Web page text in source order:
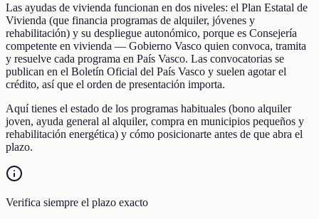
Las ayudas de vivienda funcionan en dos niveles: el Plan Estatal de
Vivienda (que financia programas de alquiler, jóvenes y
rehabilitación) y su despliegue autonómico, porque es Consejería
competente en vivienda — Gobierno Vasco quien convoca, tramita
y resuelve cada programa en País Vasco. Las convocatorias se
publican en el Boletín Oficial del País Vasco y suelen agotar el
crédito, así que el orden de presentación importa.
Aquí tienes el estado de los programas habituales (bono alquiler
joven, ayuda general al alquiler, compra en municipios pequeños y
rehabilitación energética) y cómo posicionarte antes de que abra el
plazo.
Verifica siempre el plazo exacto